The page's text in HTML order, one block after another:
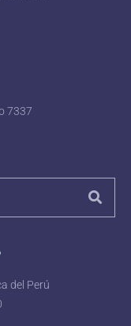
7337
del Perú